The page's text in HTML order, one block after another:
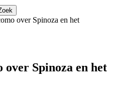
over Spinoza en het
over Spinoza en het